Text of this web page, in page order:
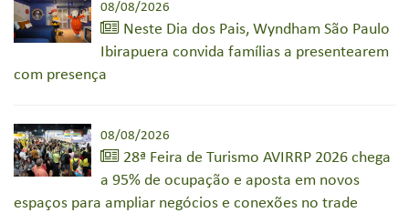
08/08/2026
Neste Dia dos Pais, Wyndham São Paulo
Ibirapuera convida famílias a presentearem
com presença
08/08/2026
28ª Feira de Turismo AVIRRP 2026 chega
a 95% de ocupação e aposta em novos
espaços para ampliar negócios e conexões no trade